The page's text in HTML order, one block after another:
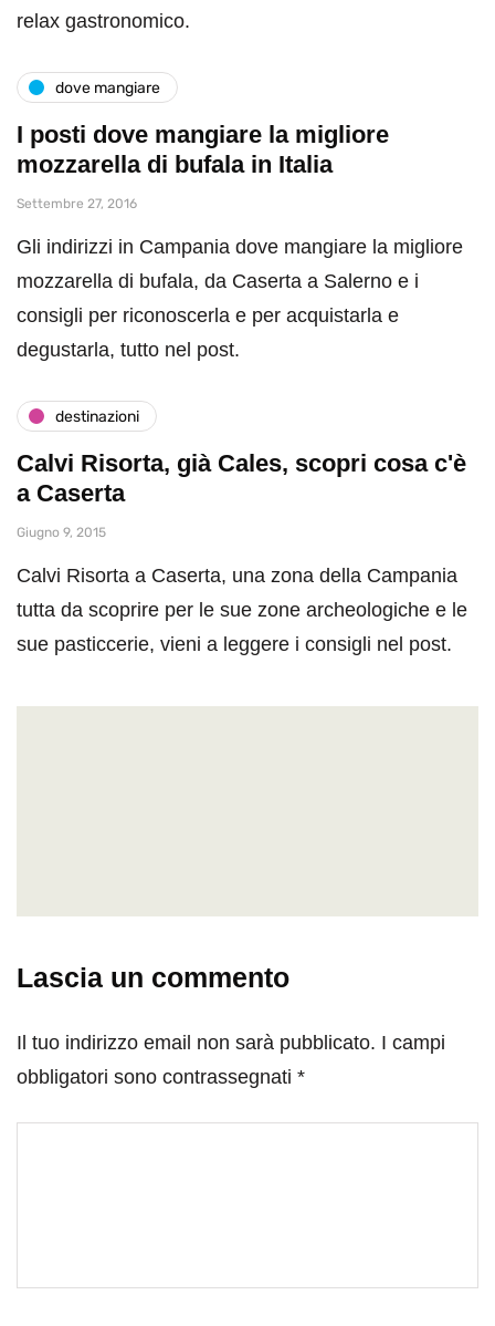
relax gastronomico.
dove mangiare
I posti dove mangiare la migliore
mozzarella di bufala in Italia
Settembre 27, 2016
Gli indirizzi in Campania dove mangiare la migliore
mozzarella di bufala, da Caserta a Salerno e i
consigli per riconoscerla e per acquistarla e
degustarla, tutto nel post.
destinazioni
Calvi Risorta, già Cales, scopri cosa c'è
a Caserta
Giugno 9, 2015
Calvi Risorta a Caserta, una zona della Campania
tutta da scoprire per le sue zone archeologiche e le
sue pasticcerie, vieni a leggere i consigli nel post.
Lascia un commento
Il tuo indirizzo email non sarà pubblicato. I campi
obbligatori sono contrassegnati *